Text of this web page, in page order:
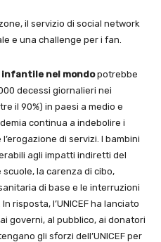
il servizio di social network
e una challenge per i fan.
nel mondopotrebbe
decessi giornalieri nei
il 90%) in paesi a medio e
continua a indebolire i
di servizi. I bambini
agli impatti indiretti del
scuole, la carenza di cibo,
di base e le interruzioni
risposta, l’UNICEF ha lanciato
governi, al pubblico, ai donatori
gli sforzi dell’UNICEF per